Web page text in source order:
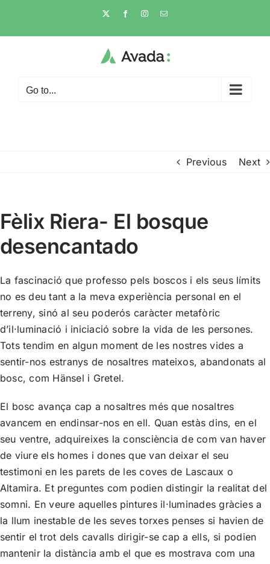
content
X FacebookInstagramEmail
Go to...
Previous Next
Fèlix Riera- El bosque
desencantado
La fascinació que professo pels boscos i els seus límits
no es deu tant a la meva experiència personal en el
terreny, sinó al seu poderós caràcter metafòric
d’il·luminació i iniciació sobre la vida de les persones.
Tots tendim en algun moment de les nostres vides a
sentir-nos estranys de nosaltres mateixos, abandonats al
bosc, com Hänsel i Gretel.
El bosc avança cap a nosaltres més que nosaltres
avancem en endinsar-nos en ell. Quan estàs dins, en el
seu ventre, adquireixes la consciència de com van haver
de viure els homes i dones que van deixar el seu
testimoni en les parets de les coves de Lascaux o
Altamira. Et preguntes com podien distingir la realitat del
somni. En veure aquelles pintures il·luminades gràcies a
la llum inestable de les seves torxes penses si havien de
sentir el trot dels cavalls dirigir-se cap a ells, si podien
mantenir la distància amb el que es mostrava com una